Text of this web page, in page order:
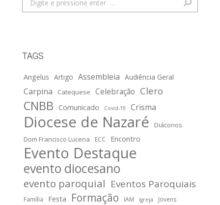
TAGS
Angelus Artigo Assembleia Audiência Geral
Carpina Catequese Celebração Clero
CNBB Comunicado Covid-19 Crisma
Diocese de Nazaré
Diáconos
Dom Francisco Lucena
ECC Encontro
Evento Destaque
evento diocesano
evento paroquial Eventos Paroquiais
Família Festa Formação IAM Igreja Jovens